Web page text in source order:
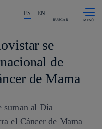
La acción en accionistas e
ES EN
BUSCAR
se
de
de Mama
suman al Día
el Cáncer de Mama